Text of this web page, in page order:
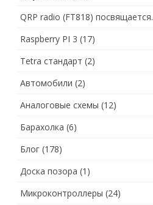
QRP radio (FT818) посвящается.
Raspberry PI 3 (17)
Tetra стандарт (2)
Автомобили (2)
Аналоговые схемы (12)
Барахолка (6)
Блог (178)
Доска позора (1)
Микроконтроллеры (24)